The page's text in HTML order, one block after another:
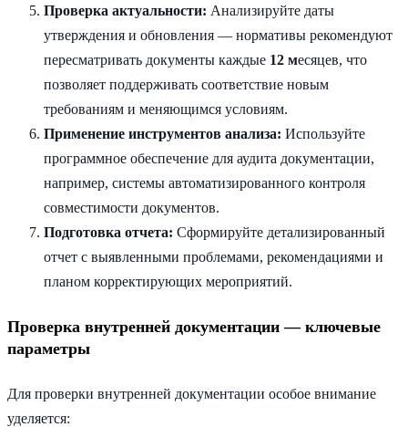
Проверка актуальности: Анализируйте даты
утверждения и обновления — нормативы рекомендуют
пересматривать документы каждые 12 месяцев, что
позволяет поддерживать соответствие новым
требованиям и меняющимся условиям.
Применение инструментов анализа: Используйте
программное обеспечение для аудита документации,
например, системы автоматизированного контроля
совместимости документов.
Подготовка отчета: Сформируйте детализированный
отчет с выявленными проблемами, рекомендациями и
планом корректирующих мероприятий.
Проверка внутренней документации — ключевые
параметры
Для проверки внутренней документации особое внимание
уделяется: